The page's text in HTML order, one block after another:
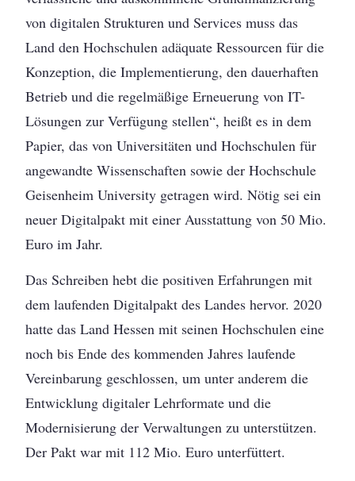
von digitalen Strukturen und Services muss das
Land den Hochschulen adäquate Ressourcen für die
Konzeption, die Implementierung, den dauerhaften
Betrieb und die regelmäßige Erneuerung von IT-
Lösungen zur Verfügung stellen“, heißt es in dem
Papier, das von Universitäten und Hochschulen für
angewandte Wissenschaften sowie der Hochschule
Geisenheim University getragen wird. Nötig sei ein
neuer Digitalpakt mit einer Ausstattung von 50 Mio.
Euro im Jahr.
Das Schreiben hebt die positiven Erfahrungen mit
dem laufenden Digitalpakt des Landes hervor. 2020
hatte das Land Hessen mit seinen Hochschulen eine
noch bis Ende des kommenden Jahres laufende
Vereinbarung geschlossen, um unter anderem die
Entwicklung digitaler Lehrformate und die
Modernisierung der Verwaltungen zu unterstützen.
Der Pakt war mit 112 Mio. Euro unterfüttert.